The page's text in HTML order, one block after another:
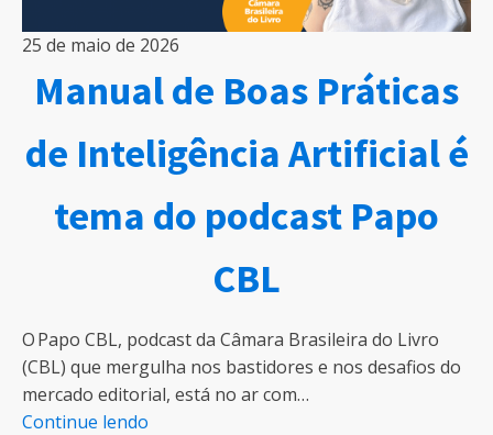
25 de maio de 2026
Manual de Boas Práticas
de Inteligência Artificial é
tema do podcast Papo
CBL
O Papo CBL, podcast da Câmara Brasileira do Livro
(CBL) que mergulha nos bastidores e nos desafios do
mercado editorial, está no ar com…
Continue lendo